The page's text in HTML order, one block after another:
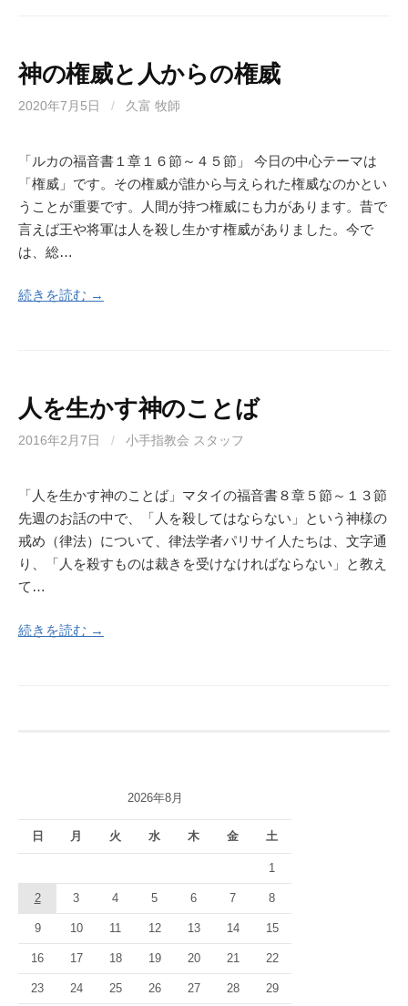
神の権威と人からの権威
2020年7月5日 / 久富 牧師
「ルカの福音書１章１６節～４５節」 今日の中心テーマは
「権威」です。その権威が誰から与えられた権威なのかとい
うことが重要です。人間が持つ権威にも力があります。昔で
言えば王や将軍は人を殺し生かす権威がありました。今で
は、総…
続きを読む →
人を生かす神のことば
2016年2月7日 / 小手指教会 スタッフ
「人を生かす神のことば」マタイの福音書８章５節～１３節
先週のお話の中で、「人を殺してはならない」という神様の
戒め（律法）について、律法学者パリサイ人たちは、文字通
り、「人を殺すものは裁きを受けなければならない」と教え
て…
続きを読む →
2026年8月
日 月 火 水 木 金 土
1
2 3 4 5 6 7 8
9 10 11 12 13 14 15
16 17 18 19 20 21 22
23 24 25 26 27 28 29